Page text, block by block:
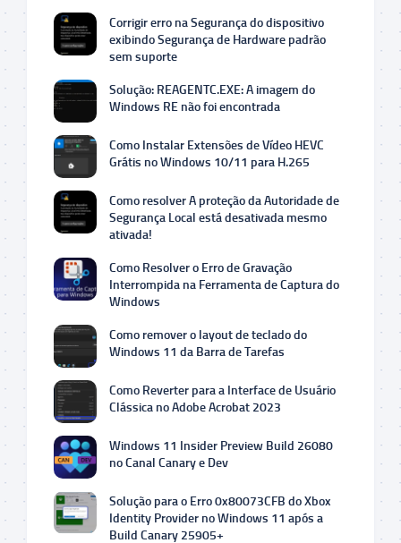
Corrigir erro na Segurança do dispositivo
exibindo Segurança de Hardware padrão
sem suporte
Solução: REAGENTC.EXE: A imagem do
Windows RE não foi encontrada
Como Instalar Extensões de Vídeo HEVC
Grátis no Windows 10/11 para H.265
Como resolver A proteção da Autoridade de
Segurança Local está desativada mesmo
ativada!
Como Resolver o Erro de Gravação
Interrompida na Ferramenta de Captura do
Windows
Como remover o layout de teclado do
Windows 11 da Barra de Tarefas
Como Reverter para a Interface de Usuário
Clássica no Adobe Acrobat 2023
Windows 11 Insider Preview Build 26080
no Canal Canary e Dev
Solução para o Erro 0x80073CFB do Xbox
Identity Provider no Windows 11 após a
Build Canary 25905+